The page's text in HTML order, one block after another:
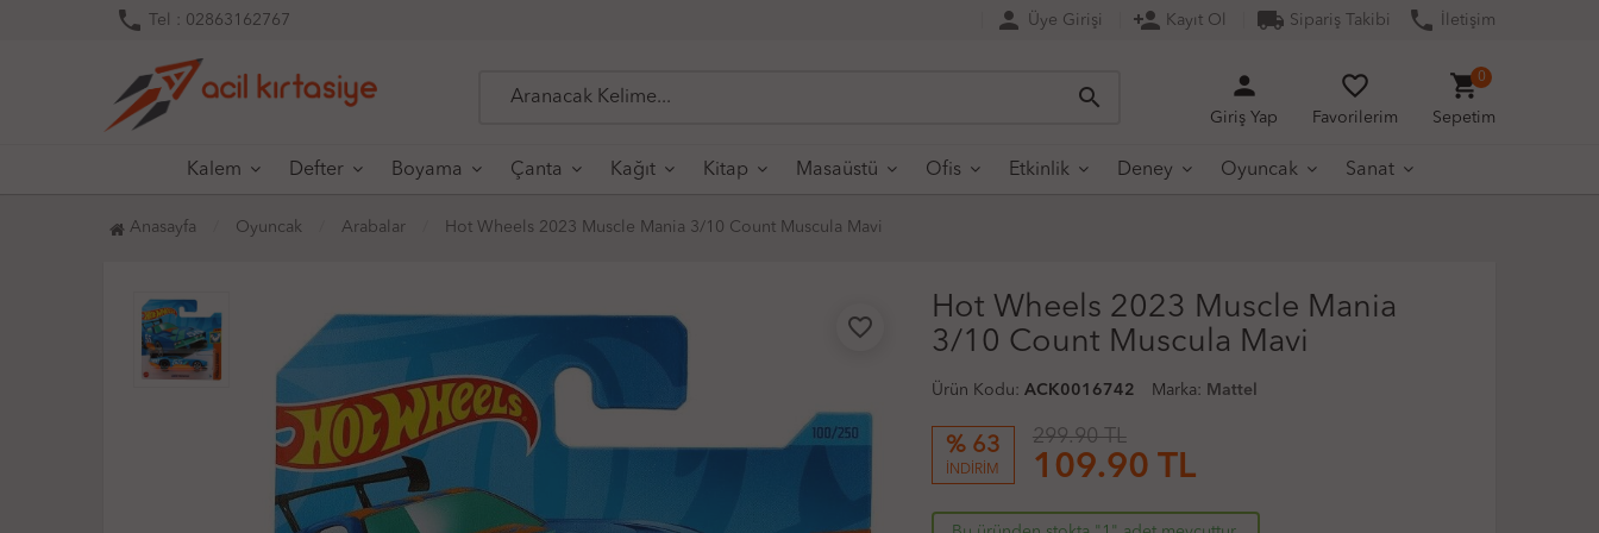
phone Tel : 02863162767 person Üye Girişi person_add Kayıt Ol local_shipping Sipariş Takibi phone İletişim
search person
Giriş Yap
favorite_border
Favorilerim
shopping_cart
Sepetim
0
Kalem Defter Boyama Çanta Kağıt Kitap Masaüstü Ofis Etkinlik Deney Oyuncak Sanat
Anasayfa Oyuncak Arabalar Hot Wheels 2023 Muscle Mania 3/10 Count Muscula Mavi
favorite_border
Hot Wheels 2023 Muscle Mania
3/10 Count Muscula Mavi
Ürün Kodu: ACK0016742 Marka: Mattel
% 63
İNDİRİM
299.90 TL
109.90 TL